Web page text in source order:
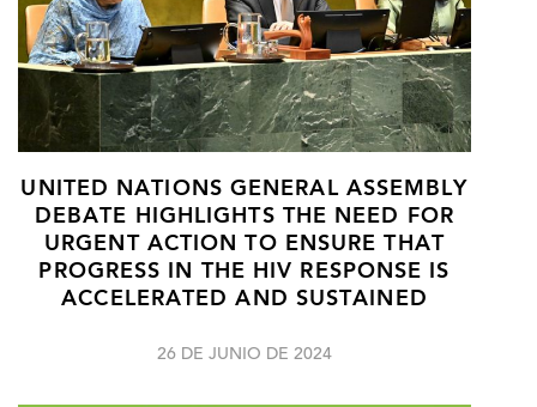
UNITED NATIONS GENERAL ASSEMBLY
DEBATE HIGHLIGHTS THE NEED FOR
URGENT ACTION TO ENSURE THAT
PROGRESS IN THE HIV RESPONSE IS
ACCELERATED AND SUSTAINED
26 DE JUNIO DE 2024